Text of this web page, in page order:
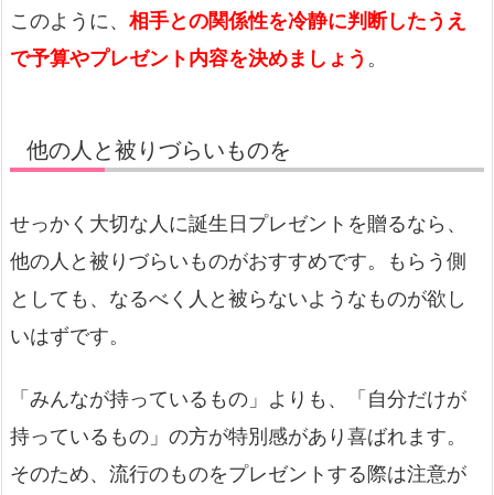
このように、 相手との関係性を冷静に判断したうえ
で予算やプレゼント内容を決めましょう 。
他の人と被りづらいものを
せっかく大切な人に誕生日プレゼントを贈るなら、
他の人と被りづらいものがおすすめです。もらう側
としても、なるべく人と被らないようなものが欲し
いはずです。
「みんなが持っているもの」よりも、「自分だけが
持っているもの」の方が特別感があり喜ばれます。
そのため、流行のものをプレゼントする際は注意が